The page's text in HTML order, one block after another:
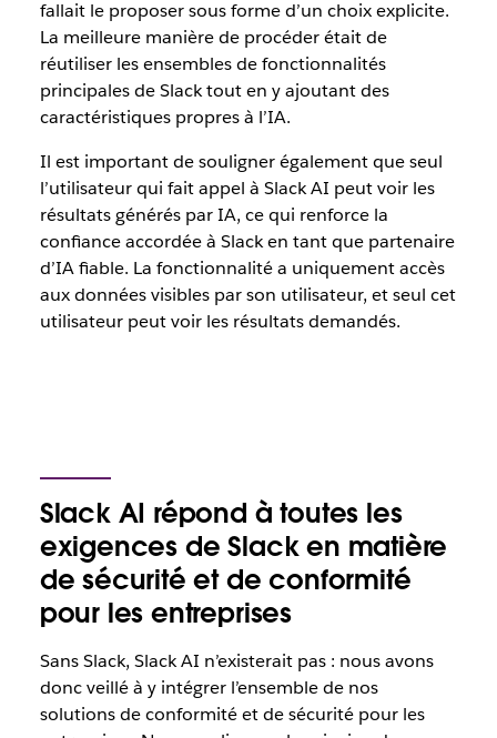
fallait le proposer sous forme d’un choix explicite.
La meilleure manière de procéder était de
réutiliser les ensembles de fonctionnalités
principales de Slack tout en y ajoutant des
caractéristiques propres à l’IA.
Il est important de souligner également que seul
l’utilisateur qui fait appel à Slack AI peut voir les
résultats générés par IA, ce qui renforce la
confiance accordée à Slack en tant que partenaire
d’IA fiable. La fonctionnalité a uniquement accès
aux données visibles par son utilisateur, et seul cet
utilisateur peut voir les résultats demandés.
Slack AI répond à toutes les
exigences de Slack en matière
de sécurité et de conformité
pour les entreprises
Sans Slack, Slack AI n’existerait pas : nous avons
donc veillé à y intégrer l’ensemble de nos
solutions de conformité et de sécurité pour les